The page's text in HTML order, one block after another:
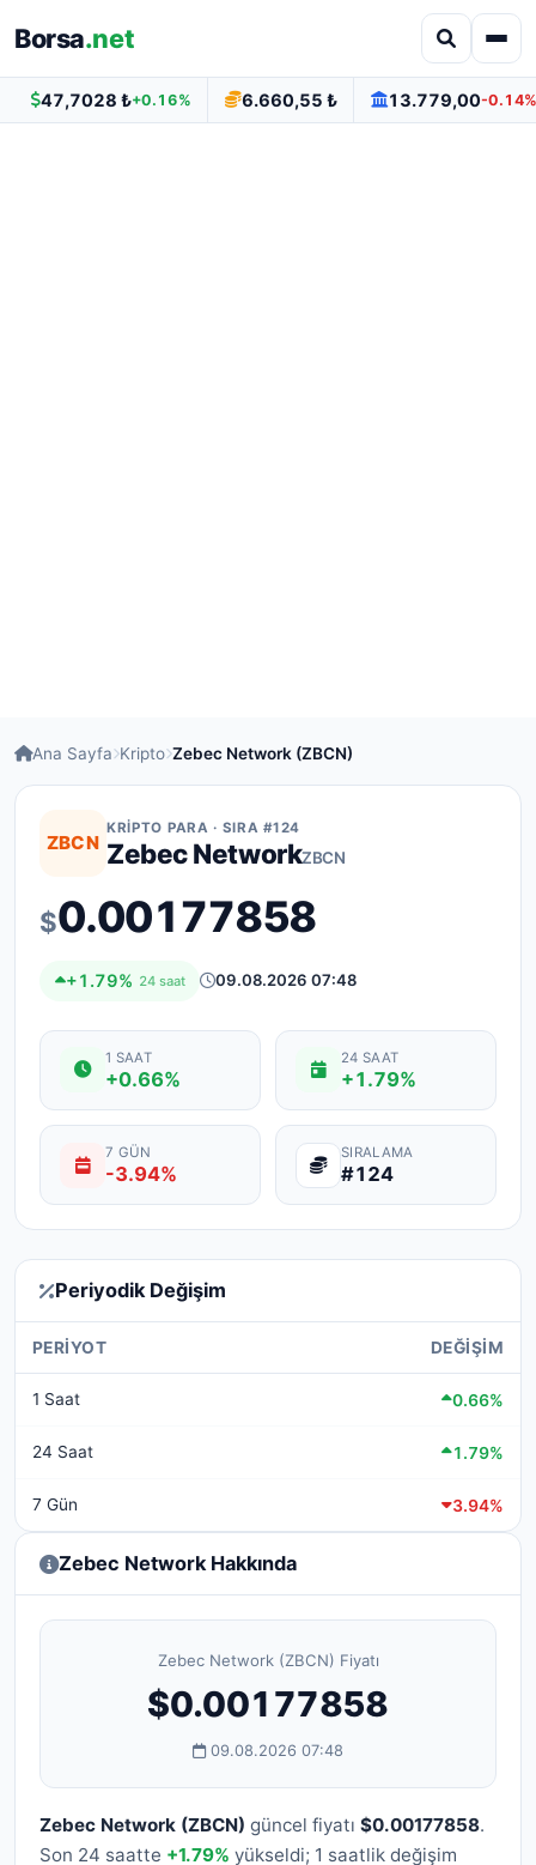
Borsa.net
47,7028 ₺+0.16% 6.660,55 ₺ 13.779,00-0.14%
Ana Sayfa Kripto Zebec Network (ZBCN)
ZBCN
KRIPTO PARA · SIRA #124
Zebec NetworkZBCN
$0.00177858
+1.79% 24 saat 09.08.2026 07:48
1 SAAT
+0.66%
24 SAAT
+1.79%
7 GÜN
-3.94%
SIRALAMA
#124
Periyodik Değişim
PERIYOT DEĞIŞIM
1 Saat 0.66%
24 Saat 1.79%
7 Gün 3.94%
Zebec Network Hakkında
Zebec Network (ZBCN) Fiyatı
$0.00177858
09.08.2026 07:48
Zebec Network (ZBCN) güncel fiyatı $0.00177858.
Son 24 saatte +1.79% yükseldi; 1 saatlik değişim